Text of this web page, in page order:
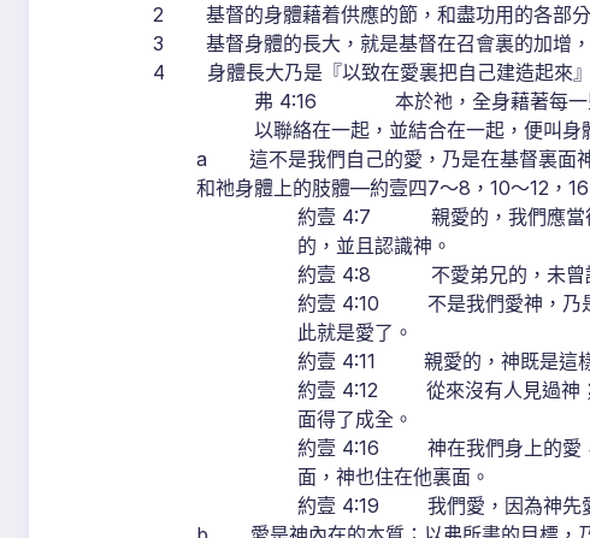
2 基督的身體藉着供應的節，和盡功用的各部分
3 基督身體的長大，就是基督在召會裏的加增，
4 身體長大乃是『以致在愛裏把自己建造起來
弗 4:16 本於祂，全身藉著每一豐
以聯絡在一起，並結合在一起，便叫
a 這不是我們自己的愛，乃是在基督裏面神
和祂身體上的肢體—約壹四7～8，10～12，16
約壹 4:7 親愛的，我們應當彼
的，並且認識神。
約壹 4:8 不愛弟兄的，未曾認
約壹 4:10 不是我們愛神，乃是
此就是愛了。
約壹 4:11 親愛的，神既是這樣
約壹 4:12 從來沒有人見過神；
面得了成全。
約壹 4:16 神在我們身上的愛，
面，神也住在他裏面。
約壹 4:19 我們愛，因為神先